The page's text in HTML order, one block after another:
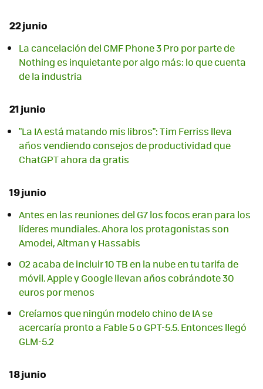
22 junio
La cancelación del CMF Phone 3 Pro por parte de
Nothing es inquietante por algo más: lo que cuenta
de la industria
21 junio
"La IA está matando mis libros": Tim Ferriss lleva
años vendiendo consejos de productividad que
ChatGPT ahora da gratis
19 junio
Antes en las reuniones del G7 los focos eran para los
líderes mundiales. Ahora los protagonistas son
Amodei, Altman y Hassabis
O2 acaba de incluir 10 TB en la nube en tu tarifa de
móvil. Apple y Google llevan años cobrándote 30
euros por menos
Creíamos que ningún modelo chino de IA se
acercaría pronto a Fable 5 o GPT-5.5. Entonces llegó
GLM-5.2
18 junio